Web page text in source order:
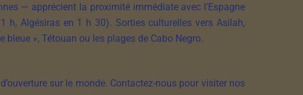
— apprécient la proximité immédiate avec l’Espagne
h, Algésiras en 1 h 30). Sorties culturelles vers Asilah,
bleue », Tétouan ou les plages de Cabo Negro.
sur le monde. Contactez-nous pour visiter nos